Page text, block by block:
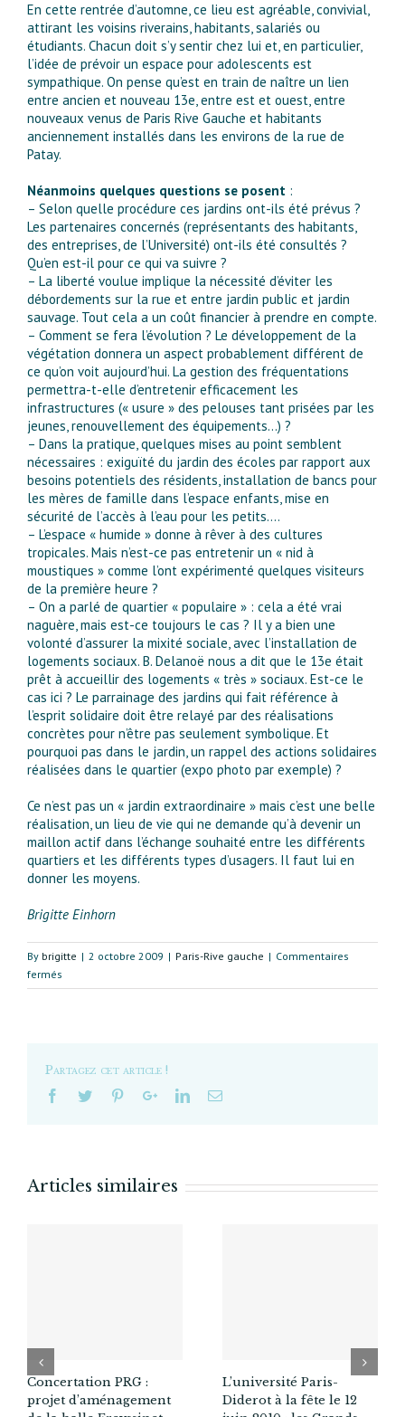
En cette rentrée d’automne, ce lieu est agréable, convivial,
attirant les voisins riverains, habitants, salariés ou
étudiants. Chacun doit s’y sentir chez lui et, en particulier,
l’idée de prévoir un espace pour adolescents est
sympathique. On pense qu’est en train de naître un lien
entre ancien et nouveau 13e, entre est et ouest, entre
nouveaux venus de Paris Rive Gauche et habitants
anciennement installés dans les environs de la rue de
Patay.
Néanmoins quelques questions se posent :
– Selon quelle procédure ces jardins ont-ils été prévus ?
Les partenaires concernés (représentants des habitants,
des entreprises, de l’Université) ont-ils été consultés ?
Qu’en est-il pour ce qui va suivre ?
– La liberté voulue implique la nécessité d’éviter les
débordements sur la rue et entre jardin public et jardin
sauvage. Tout cela a un coût financier à prendre en compte.
– Comment se fera l’évolution ? Le développement de la
végétation donnera un aspect probablement différent de
ce qu’on voit aujourd’hui. La gestion des fréquentations
permettra-t-elle d’entretenir efficacement les
infrastructures (« usure » des pelouses tant prisées par les
jeunes, renouvellement des équipements…) ?
– Dans la pratique, quelques mises au point semblent
nécessaires : exiguïté du jardin des écoles par rapport aux
besoins potentiels des résidents, installation de bancs pour
les mères de famille dans l’espace enfants, mise en
sécurité de l’accès à l’eau pour les petits….
– L’espace « humide » donne à rêver à des cultures
tropicales. Mais n’est-ce pas entretenir un « nid à
moustiques » comme l’ont expérimenté quelques visiteurs
de la première heure ?
– On a parlé de quartier « populaire » : cela a été vrai
naguère, mais est-ce toujours le cas ? Il y a bien une
volonté d’assurer la mixité sociale, avec l’installation de
logements sociaux. B. Delanoë nous a dit que le 13e était
prêt à accueillir des logements « très » sociaux. Est-ce le
cas ici ? Le parrainage des jardins qui fait référence à
l’esprit solidaire doit être relayé par des réalisations
concrètes pour n’être pas seulement symbolique. Et
pourquoi pas dans le jardin, un rappel des actions solidaires
réalisées dans le quartier (expo photo par exemple) ?
Ce n’est pas un « jardin extraordinaire » mais c’est une belle
réalisation, un lieu de vie qui ne demande qu’à devenir un
maillon actif dans l’échange souhaité entre les différents
quartiers et les différents types d’usagers. Il faut lui en
donner les moyens.
Brigitte Einhorn
By brigitte | 2 octobre 2009 | Paris-Rive gauche | Commentaires
fermés
Il
Partagez cet article !
Articles similaires
Concertation PRG :
projet d’aménagement
L’université Paris-
Diderot à la fête le 12